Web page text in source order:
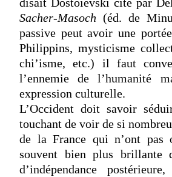
Sacher-Masoch (éd. de
passive peut avoir une
Philippins, mysticisme
chi’isme, etc.) il faut
l’ennemie de l’humanité
expression culturelle.
L’Occident doit savoir
touchant de voir de si
de la France qui n’ont pas
souvent bien plus brillante
d’indépendance